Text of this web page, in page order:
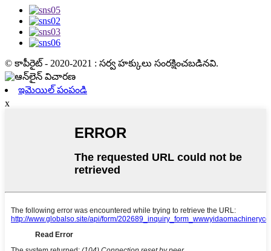
© కాపీరైట్ - 2020-2021 : సర్వ హక్కులు సంరక్షించబడినవి.
ఇమెయిల్ పంపండి
x